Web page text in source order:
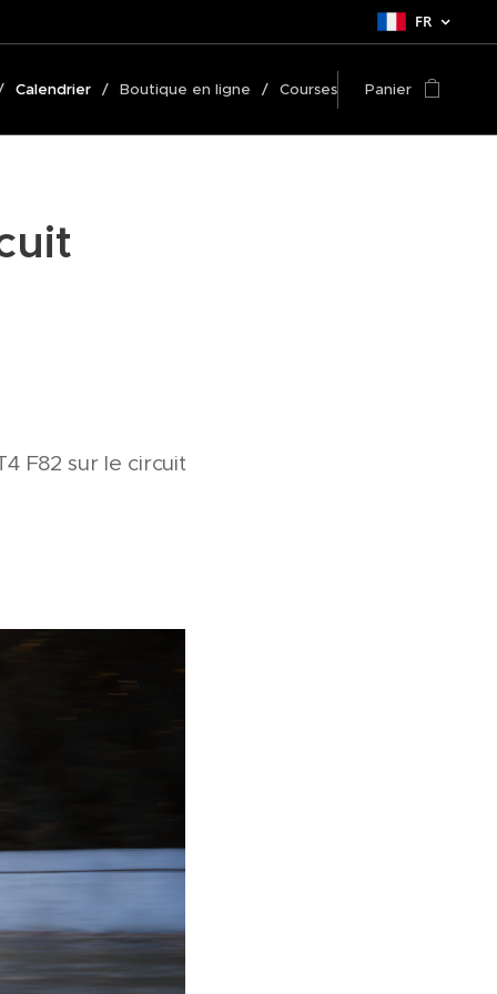
FR
Calendrier Boutique en ligne Courses Panier
F82 sur le circuit